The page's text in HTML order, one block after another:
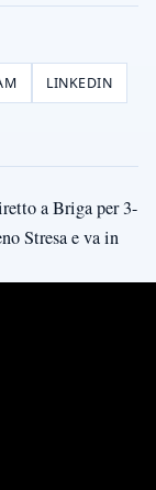
LINKEDIN
a Briga per 3-
Stresa e va in